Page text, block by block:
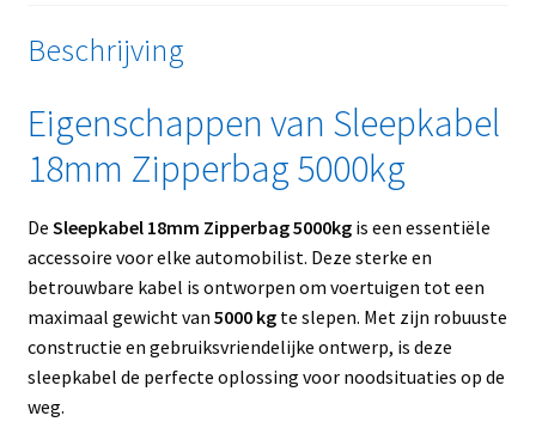
Beschrijving
Eigenschappen van Sleepkabel
18mm Zipperbag 5000kg
De Sleepkabel 18mm Zipperbag 5000kgis een essentiële
accessoire voor elke automobilist. Deze sterke en
betrouwbare kabel is ontworpen om voertuigen tot een
maximaal gewicht van 5000 kgte slepen. Met zijn robuuste
constructie en gebruiksvriendelijke ontwerp, is deze
sleepkabel de perfecte oplossing voor noodsituaties op de
weg.